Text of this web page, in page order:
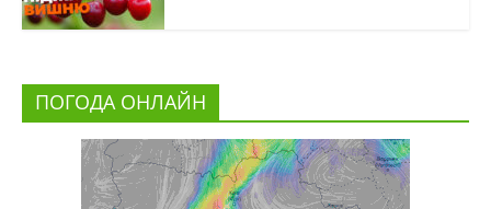
ПОГОДА ОНЛАЙН